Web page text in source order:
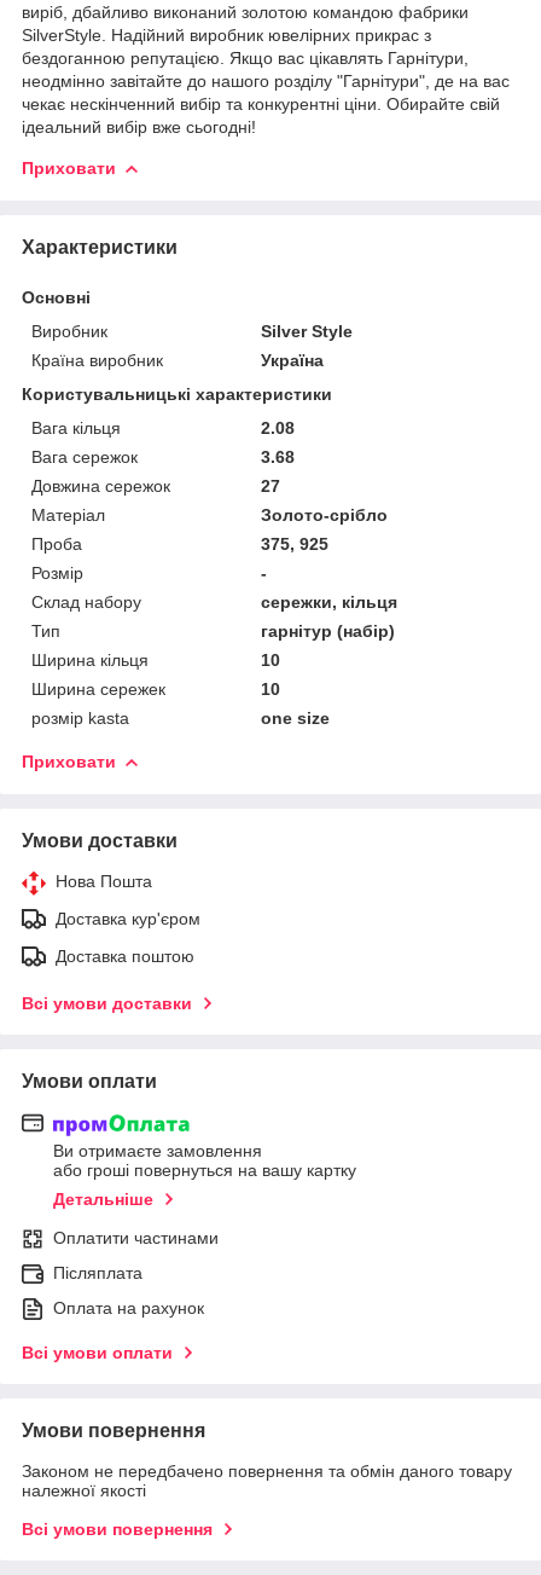
виріб, дбайливо виконаний золотою командою фабрики
SilverStyle. Надійний виробник ювелірних прикрас з
бездоганною репутацією. Якщо вас цікавлять Гарнітури,
неодмінно завітайте до нашого розділу "Гарнітури", де на вас
чекає нескінченний вибір та конкурентні ціни. Обирайте свій
ідеальний вибір вже сьогодні!
Приховати
Характеристики
Основні
Виробник
Silver Style
Країна виробник
Україна
Користувальницькі характеристики
Вага кільця
2.08
Вага сережок
3.68
Довжина сережок
27
Матеріал
Золото-срібло
Проба
375, 925
Розмір
-
Склад набору
сережки, кільця
Тип
гарнітур (набір)
Ширина кільця
10
Ширина сережек
10
розмір kasta
one size
Приховати
Умови доставки
Нова Пошта
Доставка кур'єром
Доставка поштою
Всі умови доставки
Умови оплати
Ви отримаєте замовлення
або гроші повернуться на вашу картку
Детальніше
Оплатити частинами
Післяплата
Оплата на рахунок
Всі умови оплати
Умови повернення
Законом не передбачено повернення та обмін даного товару
належної якості
Всі умови повернення